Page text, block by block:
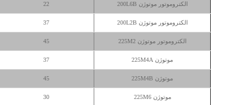
الکتروموتور موتوژن 200L6B 22
الکتروموتور موتوژن 200L2B 37
الکتروموتور موتوژن 225M2 45
موتوژن 225M4A 37
موتوژن 225M4B 45
موتوژن 225M6 30